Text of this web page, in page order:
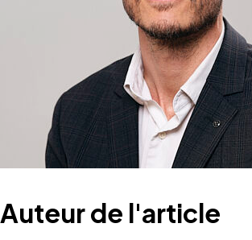
Auteur de l'article